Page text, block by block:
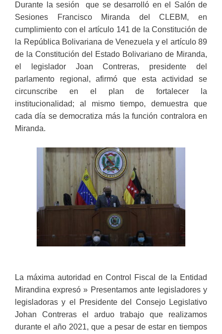
Durante la sesión que se desarrolló en el Salón de
Sesiones Francisco Miranda del CLEBM, en
cumplimiento con el artículo 141 de la Constitución de
la República Bolivariana de Venezuela y el artículo 89
de la Constitución del Estado Bolivariano de Miranda,
el legislador Joan Contreras, presidente del
parlamento regional, afirmó que esta actividad se
circunscribe en el plan de fortalecer la
institucionalidad; al mismo tiempo, demuestra que
cada día se democratiza más la función contralora en
Miranda.
La máxima autoridad en Control Fiscal de la Entidad
Mirandina expresó » Presentamos ante legisladores y
legisladoras y el Presidente del Consejo Legislativo
Johan Contreras el arduo trabajo que realizamos
durante el año 2021, que a pesar de estar en tiempos